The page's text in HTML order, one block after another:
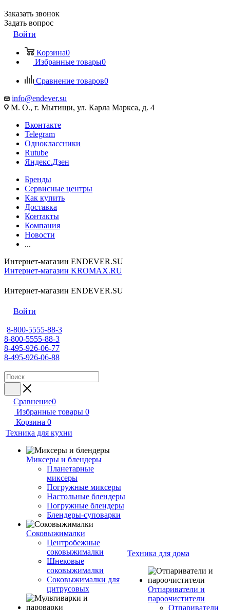
Заказать звонок
Задать вопрос
Войти
Корзина0
Избранные товары0
Сравнение товаров0
info@endever.su
М. О., г. Мытищи, ул. Карла Маркса, д. 4
Вконтакте
Telegram
Одноклассники
Rutube
Яндекс.Дзен
Бренды
Сервисные центры
Как купить
Доставка
Контакты
Компания
Новости
...
Интернет-магазин ENDEVER.SU
Интернет-магазин KROMAX.RU
Интернет-магазин ENDEVER.SU
Войти
8-800-5555-88-3
8-800-5555-88-3
8-495-926-06-77
8-495-926-06-88
Сравнение0
Избранные товары 0
Корзина 0
Техника для кухни
Миксеры и блендеры
Планетарные
миксеры
Погружные миксеры
Настольные блендеры
Погружные блендеры
Блендеры-суповарки
Соковыжималки
Центробежные
соковыжималки
Шнековые
соковыжималки
Соковыжималки для
цитрусовых
Техника для дома
Отпариватели и
пароочистители
Отпариватели